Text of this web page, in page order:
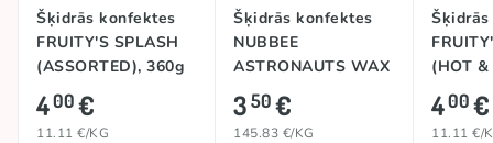
Šķidrās konfektes
FRUITY'S SPLASH
(ASSORTED), 360g
400€
11.11 €/KG
Šķidrās konfektes
NUBBEE
ASTRONAUTS WAX
CANDY (FRUITY),
24g
350€
145.83 €/KG
(HOT &
400€
11.11 €/